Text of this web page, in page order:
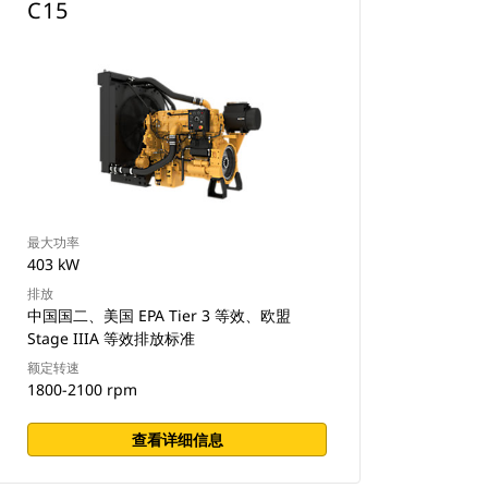
C15
最大功率
403 kW
排放
中国国二、美国 EPA Tier 3 等效、欧盟
Stage IIIA 等效排放标准
额定转速
1800-2100 rpm
查看详细信息